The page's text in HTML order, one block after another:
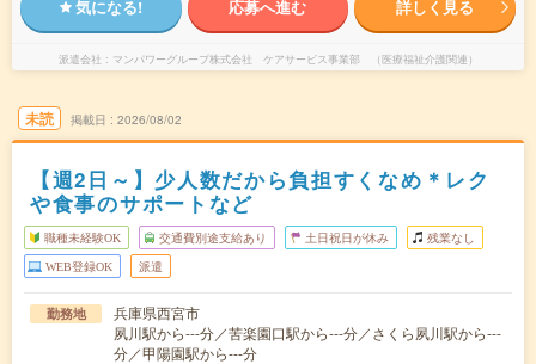
気になる! 応募へ進む 詳しく見る
派遣会社 マンパワーグループ株式会社 ケアサービス事業部 （医療福祉介護関連）
未読 掲載日 2026/08/02
【週2日～】少人数だから負担すくなめ＊レク
や食事のサポートなど
職種未経験OK 交通費別途支給あり 土日祝日が休み 残業なし
WEB登録OK 派遣
勤務地
兵庫県西宮市
夙川駅から---分／苦楽園口駅から---分／さくら夙川駅から---
分／甲陽園駅から---分